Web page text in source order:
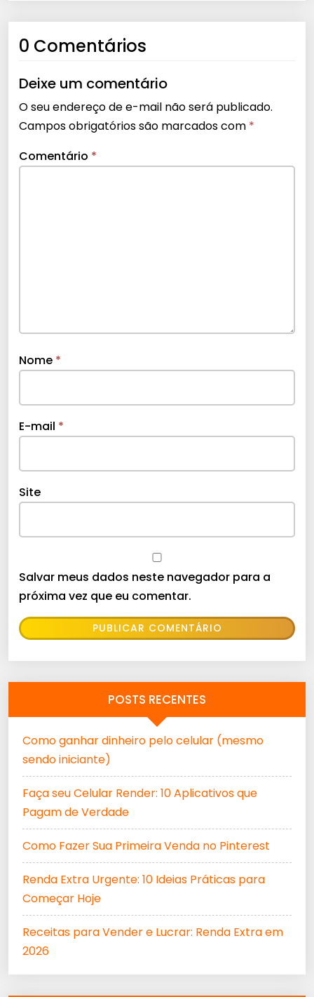
0 Comentários
Deixe um comentário
O seu endereço de e-mail não será publicado.
Campos obrigatórios são marcados com *
Comentário *
Nome *
E-mail *
Site
Salvar meus dados neste navegador para a
próxima vez que eu comentar.
POSTS RECENTES
Como ganhar dinheiro pelo celular (mesmo
sendo iniciante)
Faça seu Celular Render: 10 Aplicativos que
Pagam de Verdade
Como Fazer Sua Primeira Venda no Pinterest
Renda Extra Urgente: 10 Ideias Práticas para
Começar Hoje
Receitas para Vender e Lucrar: Renda Extra em
2026